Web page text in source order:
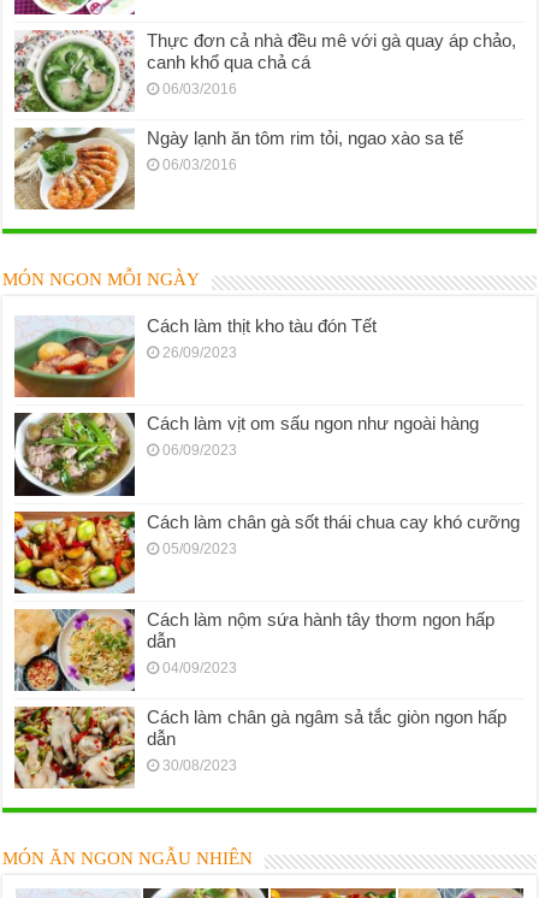
Thực đơn cả nhà đều mê với gà quay áp chảo,
canh khổ qua chả cá
06/03/2016
Ngày lạnh ăn tôm rim tỏi, ngao xào sa tế
06/03/2016
MÓN NGON MỖI NGÀY
Cách làm thịt kho tàu đón Tết
26/09/2023
Cách làm vịt om sấu ngon như ngoài hàng
06/09/2023
Cách làm chân gà sốt thái chua cay khó cưỡng
05/09/2023
Cách làm nộm sứa hành tây thơm ngon hấp
dẫn
04/09/2023
Cách làm chân gà ngâm sả tắc giòn ngon hấp
dẫn
30/08/2023
MÓN ĂN NGON NGẪU NHIÊN